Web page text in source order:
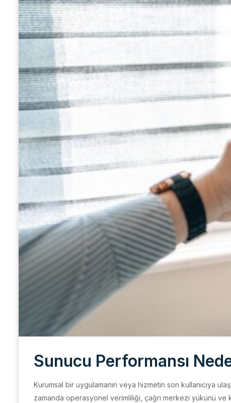
Sunucu Performansı
Kurumsal bir uygulamanın veya hizmetin son kullanıcıya
zamanda operasyonel verimliliği, çağrı merkezi yükünü ve